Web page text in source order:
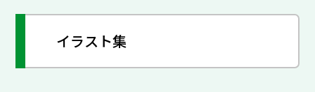
イラスト集